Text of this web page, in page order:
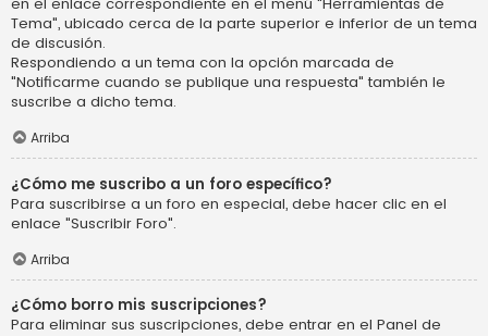
Tema", ubicado cerca de la parte superior e inferior de un tema
de discusión.
Respondiendo a un tema con la opción marcada de
"Notificarme cuando se publique una respuesta" también le
suscribe a dicho tema.
Arriba
¿Cómo me suscribo a un foro específico?
Para suscribirse a un foro en especial, debe hacer clic en el
enlace "Suscribir Foro".
Arriba
¿Cómo borro mis suscripciones?
Para eliminar sus suscripciones, debe entrar en el Panel de